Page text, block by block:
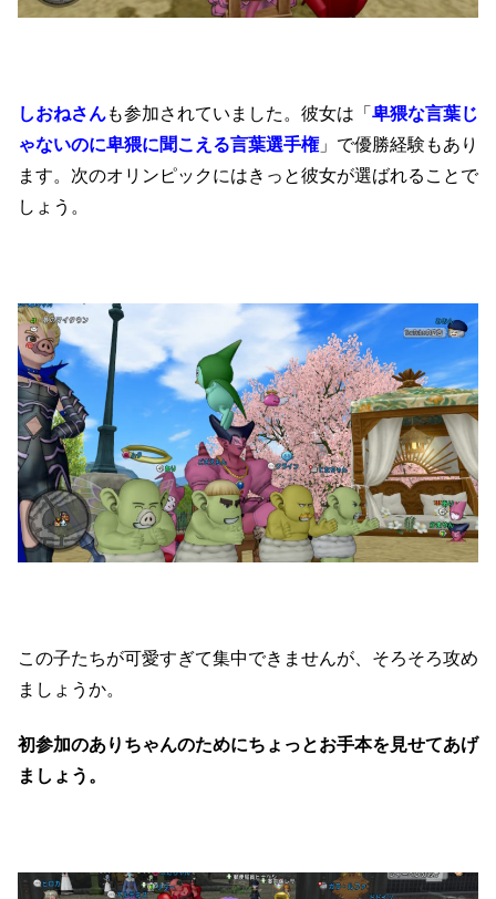
しおねさんも参加されていました。彼女は「 卑猥な言葉じ
ゃないのに卑猥に聞こえる言葉選手権」で優勝経験もあり
ます。次のオリンピックにはきっと彼女が選ばれることで
しょう。
この子たちが可愛すぎて集中できませんが、そろそろ攻め
ましょうか。
初参加のありちゃんのためにちょっとお手本を見せてあげ
ましょう。